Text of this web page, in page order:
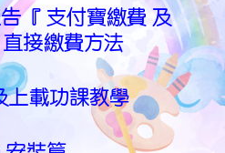
『 支付寶繳費 及
接繳費方法
上載功課教學